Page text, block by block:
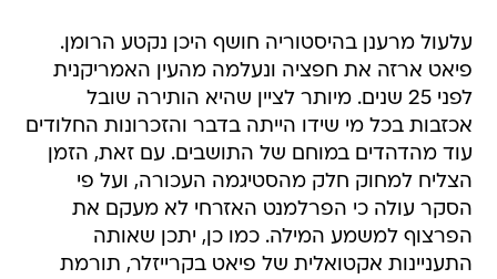
עלעול מרענן בהיסטוריה חושף היכן נקטע הרומן.
פיאט ארזה את חפציה ונעלמה מהעין האמריקנית
לפני 25 שנים. מיותר לציין שהיא הותירה שובל
אכזבות בכל מי שידו הייתה בדבר והזכרונות החלודים
עוד מהדהדים במוחם של התושבים. עם זאת, הזמן
הצליח למחוק חלק מהסטיגמה העכורה, ועל פי
הסקר עולה כי הפרלמנט האזרחי לא מעקם את
הפרצוף למשמע המילה. כמו כן, יתכן שאותה
התעניינות אקטואלית של פיאט בקרייזלר, תורמת